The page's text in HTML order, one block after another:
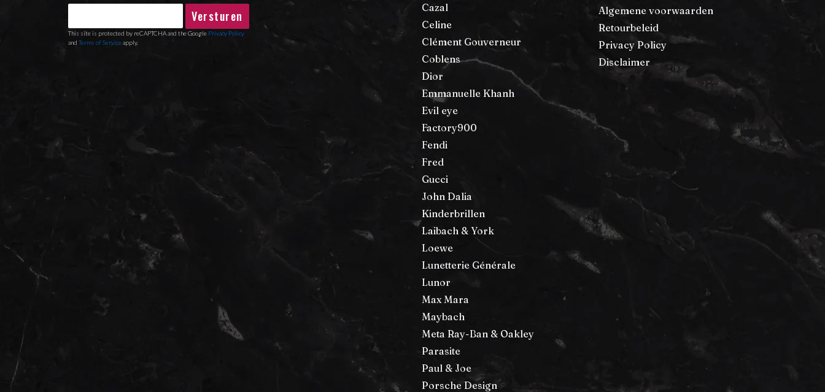
Versturen
This site is protected by reCAPTCHA and the Google Privacy Policy
andTerms of Serviceapply.
Cazal
Celine
Clément Gouverneur
Coblens
Dior
Emmanuelle Khanh
Evil eye
Factory900
Fendi
Fred
Gucci
John Dalia
Kinderbrillen
Laibach & York
Loewe
Lunetterie Générale
Lunor
Max Mara
Maybach
Meta Ray-Ban & Oakley
Parasite
Paul & Joe
Porsche Design
Algemene voorwaarden
Retourbeleid
Privacy Policy
Disclaimer